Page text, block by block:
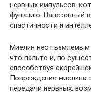
нервных импульсов,
функцию. Нанесенный
спастичности и
Миелин неотъемлемым
что пальто и, по
способствуя
Повреждение миелина
передачи нервных,